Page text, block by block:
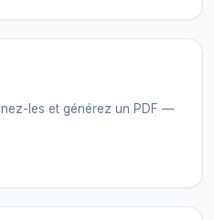
les et générez un PDF —